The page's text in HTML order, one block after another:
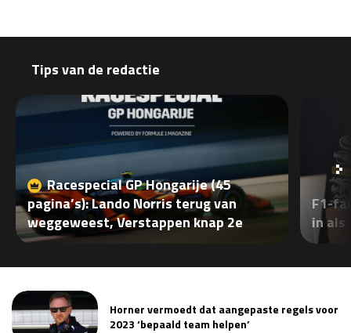
GP QATAR 2026 27 - 29 nov
Kwalificatie
zo 17:00 - 19:00
Tips van de redactie
Racespecial GP Hongarije (45
pagina’s): Lando Norris terug van
weggeweest, Verstappen knap 2e
F1-
in als
Horner vermoedt dat aangepaste regels voor
2023 ‘bepaald team helpen’